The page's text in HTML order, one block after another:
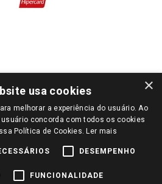
REGIÃO, FAÇA LOGIN E SELECIONE A LOJA DE
O LOGIN, OS PREÇOS DA SUA REGIÃO OU
CARREGADOS.
COMERCIAIS DESTE SITE SÃO VÁLIDOS APENAS
GIASSI.COM.BR E NA LOJA SELECIONADA
DIVULGADOS NO SITE PREVALECEM ANTE
×
usa cookies
melhorar a experiência do usuário. Ao
concorda com todos os cookies
Política de Cookies. Ler mais
DESEMPENHO
FUNCIONALIDADE